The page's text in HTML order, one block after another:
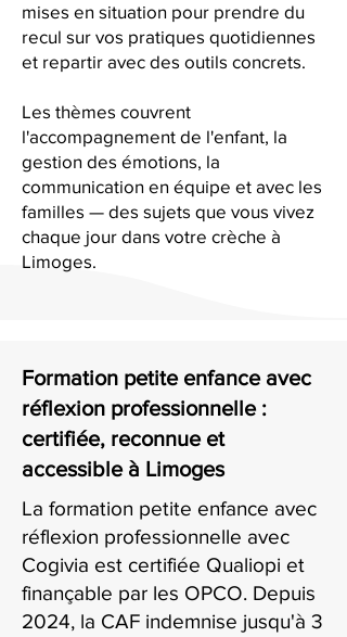
mises en situation pour prendre du
recul sur vos pratiques quotidiennes
et repartir avec des outils concrets.
Les thèmes couvrent
l'accompagnement de l'enfant, la
gestion des émotions, la
communication en équipe et avec les
familles — des sujets que vous vivez
chaque jour dans votre crèche à
Limoges.
Formation petite enfance avec
réflexion professionnelle :
certifiée, reconnue et
accessible à Limoges
La formation petite enfance avec
réflexion professionnelle avec
Cogivia est certifiée Qualiopi et
finançable par les OPCO. Depuis
2024, la CAF indemnise jusqu'à 3